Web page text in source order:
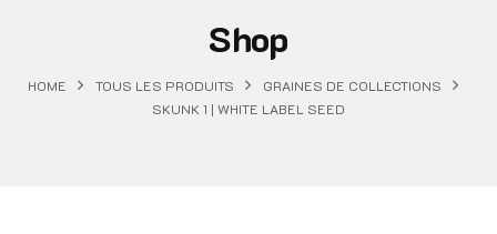
Shop
HOME TOUS LES PRODUITS
GRAINES DE COLLECTIONS
SKUNK 1 | WHITE LABEL SEED